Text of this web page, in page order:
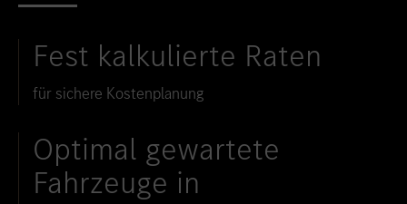
Fest kalkulierte Raten
für sichere Kostenplanung
Optimal gewartete
Fahrzeuge in